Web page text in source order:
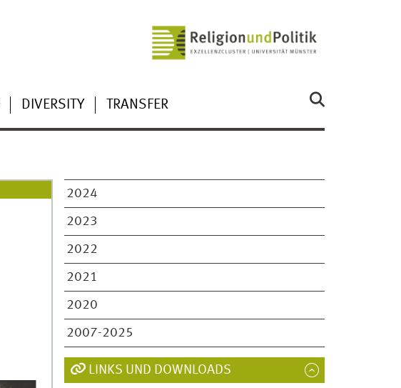
DIVERSITY TRANSFER
2024
2023
2022
2021
2020
2007-2025
LINKS UND DOWNLOADS